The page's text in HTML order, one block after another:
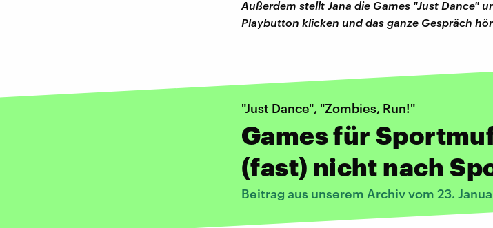
Außerdem stellt Jana die Games "Just Dance"
Playbutton klicken und das ganze Gespräch
"Just Dance", "Zombies, Run!"
Games für
(fast) nicht nach
Beitrag aus unserem Archiv vom 23.